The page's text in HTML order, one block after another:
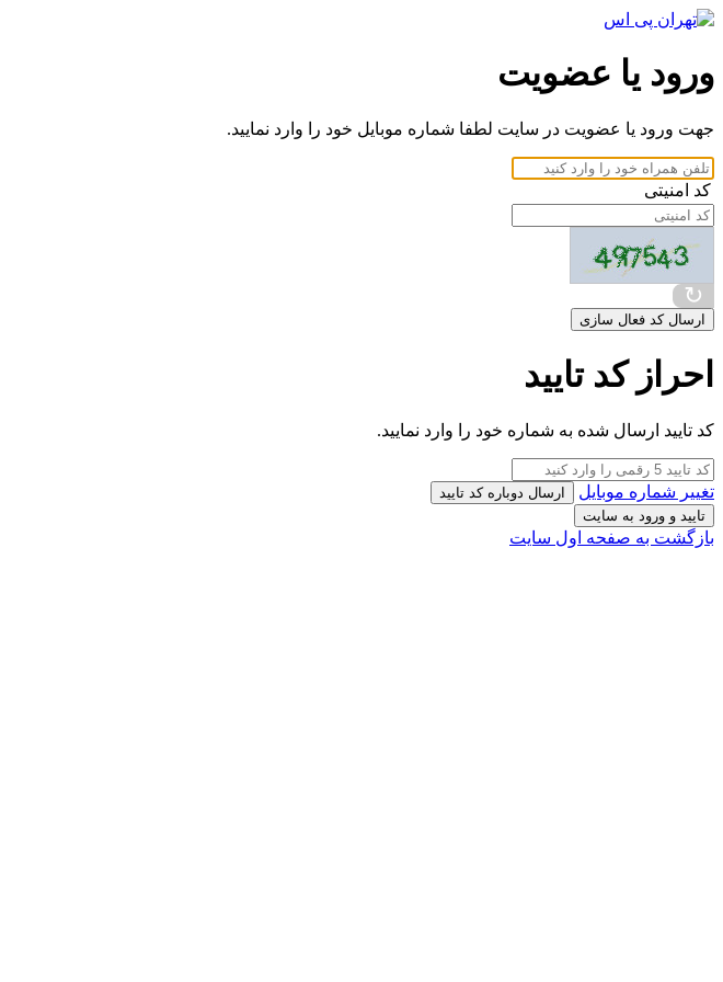
ورود یا عضویت
جهت ورود یا عضویت در سایت لطفا شماره موبایل خود را وارد نمایید.
کد امنیتی
↻
ارسال کد فعال سازی
احراز کد تایید
کد تایید ارسال شده به شماره خود را وارد نمایید.
تغییر شماره موبایل
ارسال دوباره کد تایید
تایید و ورود به سایت
بازگشت به صفحه اول سایت